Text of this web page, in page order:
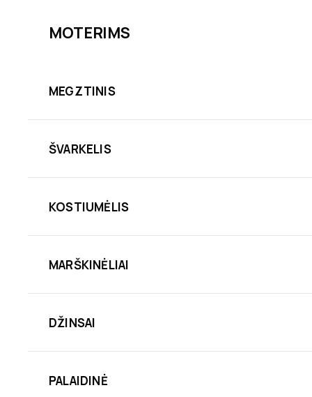
MOTERIMS
MEGZTINIS
ŠVARKELIS
KOSTIUMĖLIS
MARŠKINĖLIAI
DŽINSAI
PALAIDINĖ